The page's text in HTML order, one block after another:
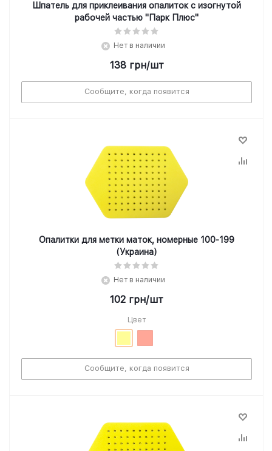
Шпатель для приклеивания опалиток с изогнутой
рабочей частью "Парк Плюс"
Нет в наличии
138грн/шт
Сообщите, когда появится
Опалитки для метки маток, номерные 100-199
(Украина)
Нет в наличии
102 грн/шт
Цвет
Сообщите, когда появится